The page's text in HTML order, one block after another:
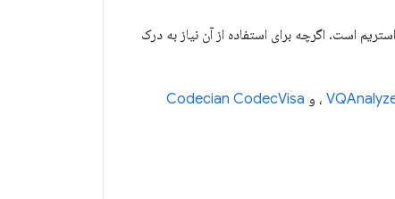
است. اگرچه برای استفاده از آن نیاز به درک
، و Codecian CodecVisa